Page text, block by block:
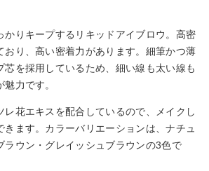
かりキープするリキッドアイブロウ。高密
おり、高い密着力があります。細筆かつ薄
芯を採用しているため、細い線も太い線も
力です。
レ花エキスを配合しているので、メイクし
きます。カラーバリエーションは、ナチュ
ラウン・グレイッシュブラウンの3色で